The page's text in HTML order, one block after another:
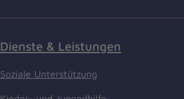
Dienste & Leistungen
Soziale Unterstützung